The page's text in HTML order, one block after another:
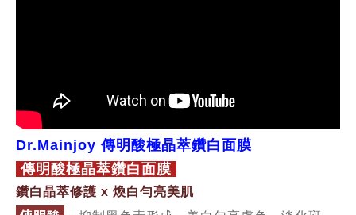
Dr.Mainjoy 傳明酸極晶萃鑽白面膜
傳明酸極晶萃鑽白面膜
鑽白晶萃修護 x 煥白勻亮美肌